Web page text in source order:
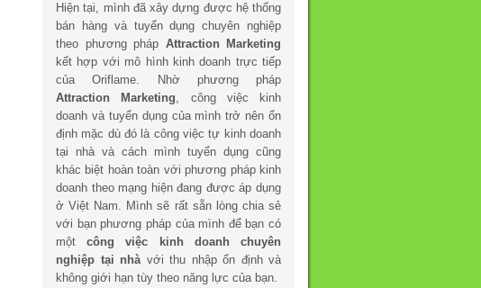
Hiện tại, mình đã xây dựng được hệ thống
bán hàng và tuyển dụng chuyên nghiệp
theo phương pháp Attraction Marketing
kết hợp với mô hình kinh doanh trực tiếp
của Oriflame. Nhờ phương pháp
Attraction Marketing, công việc kinh
doanh và tuyển dụng của mình trở nên ổn
định mặc dù đó là công việc tự kinh doanh
tại nhà và cách mình tuyển dụng cũng
khác biệt hoàn toàn với phương pháp kinh
doanh theo mạng hiện đang được áp dụng
ở Việt Nam. Mình sẽ rất sẵn lòng chia sẻ
với bạn phương pháp của mình để bạn có
mộtcông việc kinh doanh chuyên
nghiệp tại nhàvới thu nhập ổn định và
không giới hạn tùy theo năng lực của bạn.